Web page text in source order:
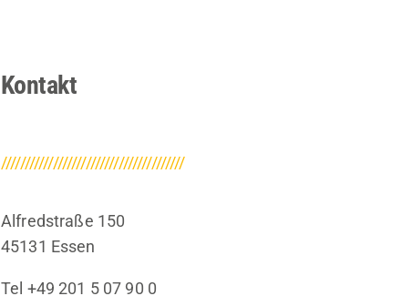
Kontakt
///////////////////////////////////////
Alfredstraße 150
45131 Essen
Tel +49 201 5 07 90 0